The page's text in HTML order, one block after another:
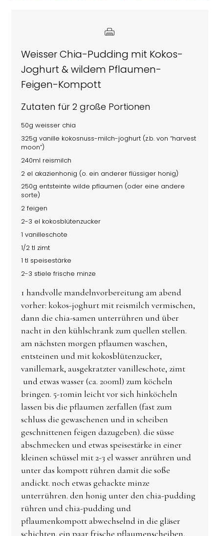
Weisser Chia-Pudding mit Kokos-
Joghurt & wildem Pflaumen-
Feigen-Kompott
Zutaten für 2 große Portionen
50g weisser chia
325g vanille kokosnuss-milch-joghurt (z.b. von “harvest
moon”)
240ml reismilch
2 el akazienhonig (o. ein anderer flüssiger honig)
250g entsteinte wilde pflaumen (oder eine andere
sorte)
2 feigen
2-3 el kokosblütenzucker
1 vanilleschote
1/2 tl zimt
1 tl speisestärke
2-3 stiele frische minze
1 handvolle mandelnvorbereitung am abend
vorher: kokos-joghurt mit reismilch vermischen,
dann die chia-samen unterrühren und über
nacht in den kühlschrank zum quellen stellen.
am nächsten morgen pflaumen waschen,
entsteinen und mit kokosblütenzucker,
vanillemark, ausgekratzter vanilleschote, zimt
und etwas wasser (ca. 200ml) zum köcheln
bringen. 5-10min leicht vor sich hinköcheln
lassen bis die pflaumen zerfallen (fast zum
schluss die gewaschenen und in scheiben
geschnittenen feigen dazugeben). die süsse
abschmecken und etwas speisestärke in einer
kleinen schüssel mit 2-3 el wasser anrühren und
unter das kompott rühren damit die soße
andickt. noch etwas gehackte minze
unterrühren. den honig unter den chia-pudding
rühren und chia-pudding und
pflaumenkompott abwechselnd in die gläser
schichten. ein paar frische pflaumenscheiben,